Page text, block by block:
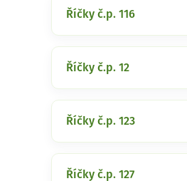
Říčky č.p. 116
Říčky č.p. 12
Říčky č.p. 123
Říčky č.p. 127